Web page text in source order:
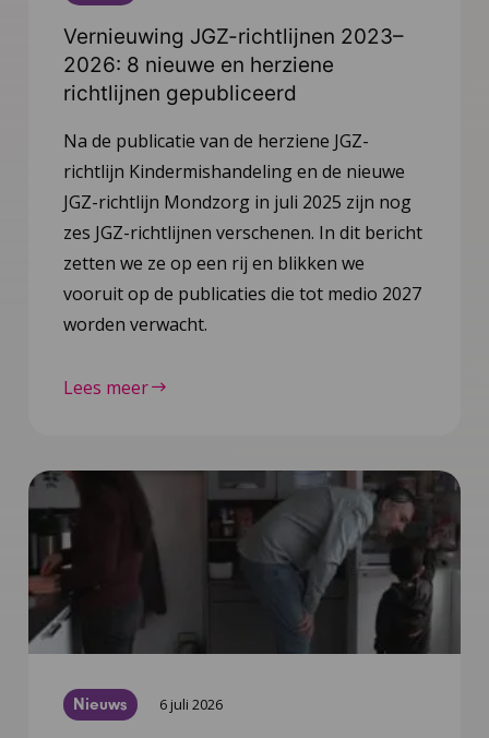
Vernieuwing JGZ-richtlijnen 2023–
2026: 8 nieuwe en herziene
richtlijnen gepubliceerd
Na de publicatie van de herziene JGZ-
richtlijn Kindermishandeling en de nieuwe
JGZ-richtlijn Mondzorg in juli 2025 zijn nog
zes JGZ-richtlijnen verschenen. In dit bericht
zetten we ze op een rij en blikken we
vooruit op de publicaties die tot medio 2027
worden verwacht.
Lees meer
Nieuws 6 juli 2026